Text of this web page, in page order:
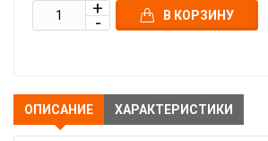
В КОРЗИНУ
ОПИСАНИЕ ХАРАКТЕРИСТИКИ